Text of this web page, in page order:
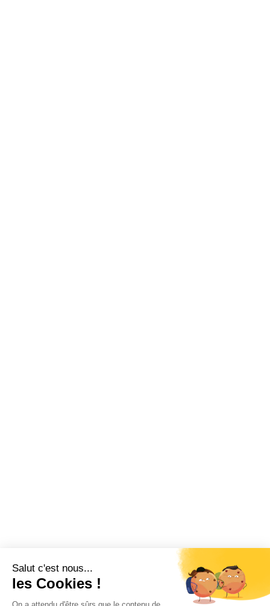
Salut c'est nous...
les Cookies !
On a attendu d'être sûrs que le contenu de